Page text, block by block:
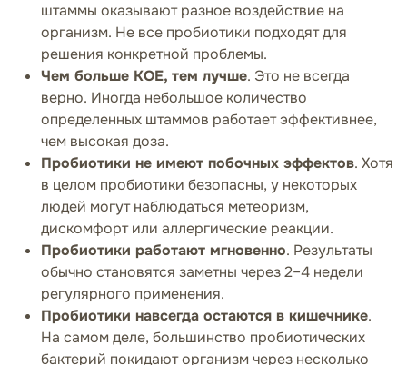
штаммы оказывают разное воздействие на
организм. Не все пробиотики подходят для
решения конкретной проблемы.
Чем больше КОЕ, тем лучше. Это не всегда
верно. Иногда небольшое количество
определенных штаммов работает эффективнее,
чем высокая доза.
Пробиотики не имеют побочных эффектов. Хотя
в целом пробиотики безопасны, у некоторых
людей могут наблюдаться метеоризм,
дискомфорт или аллергические реакции.
Пробиотики работают мгновенно. Результаты
обычно становятся заметны через 2–4 недели
регулярного применения.
Пробиотики навсегда остаются в кишечнике.
На самом деле, большинство пробиотических
бактерий покидают организм через несколько